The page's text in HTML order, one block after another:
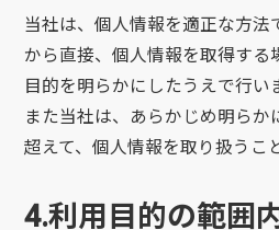
当社は、個人情報を適正な方法
から直接、個人情報を取得する
目的を明らかにしたうえで行い
また当社は、あらかじめ明らか
超えて、個人情報を取り扱うこ
4.利用目的の範囲